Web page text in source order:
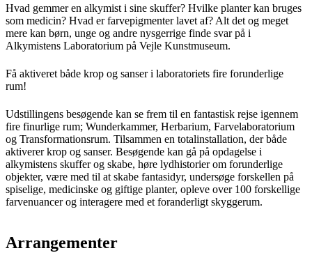
Hvad gemmer en alkymist i sine skuffer? Hvilke planter kan bruges
som medicin? Hvad er farvepigmenter lavet af? Alt det og meget
mere kan børn, unge og andre nysgerrige finde svar på i
Alkymistens Laboratorium på Vejle Kunstmuseum.
Få aktiveret både krop og sanser i laboratoriets fire forunderlige
rum!
Udstillingens besøgende kan se frem til en fantastisk rejse igennem
fire finurlige rum; Wunderkammer, Herbarium, Farvelaboratorium
og Transformationsrum. Tilsammen en totalinstallation, der både
aktiverer krop og sanser. Besøgende kan gå på opdagelse i
alkymistens skuffer og skabe, høre lydhistorier om forunderlige
objekter, være med til at skabe fantasidyr, undersøge forskellen på
spiselige, medicinske og giftige planter, opleve over 100 forskellige
farvenuancer og interagere med et foranderligt skyggerum.
Arrangementer